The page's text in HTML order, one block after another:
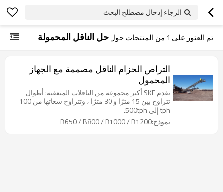
الرجاء إدخال مصطلح البحث
تم العثور على 1 من المنتجات حولحل الناقل المحمولة
التراص الحزام الناقل مصممة مع الجهاز
المحمول
تقدم SKE أكبر مجموعة من الناقلات المتعقبة: أطوال
تتراوح بين 15 مترًا و 30 مترًا ، وتتراوح سعاتها من 100
tph إلى 500tph.
نموذج:B650 / B800 / B1000 / B1200